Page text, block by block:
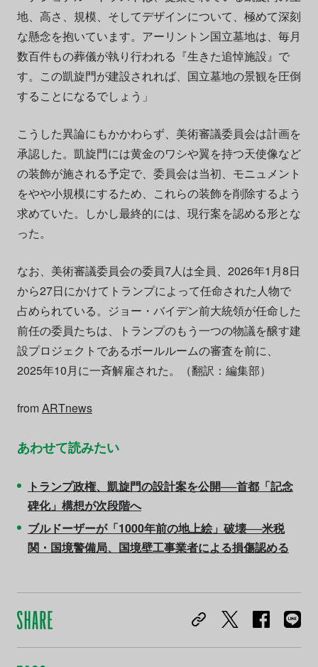
地、高さ、規模、そしてデザインについて、極めて深刻
な懸念を抱いています。アーリントン国立墓地は、毎月
数百件もの葬儀が執り行われる『生きた追悼施設』で
す。この凱旋門が建設されれば、国立墓地の景観を圧倒
することになるでしょう」
こうした異論にもかかわらず、美術審議委員会は計画を
承認した。凱旋門には黄金のワシや翼を持つ天使像など
の装飾が施される予定で、委員会は当初、モニュメント
をやや小規模にするため、これらの装飾を削除するよう
求めていた。しかし最終的には、現行案を認める形とな
った。
なお、美術審議委員会の委員7人は全員、2026年1月8日
から27日にかけてトランプによって任命された人物で
占められている。ジョー・バイデン前大統領が任命した
前任の委員たちは、トランプのもう一つの物議を醸す建
設プロジェクトであるボールルームの審査を前に、
2025年10月に一斉解雇された。（翻訳：編集部）
fromARTnews
あわせて読みたい
トランプ政権、凱旋門の設計案を公開──首都「記念
碑化」構想が次段階へ
ブルドーザーが「1000年前の地上絵」破壊──米税
関・国境警備局、国境壁工事業者による損傷認める